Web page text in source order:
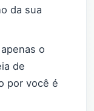
da sua
o
de
por você é